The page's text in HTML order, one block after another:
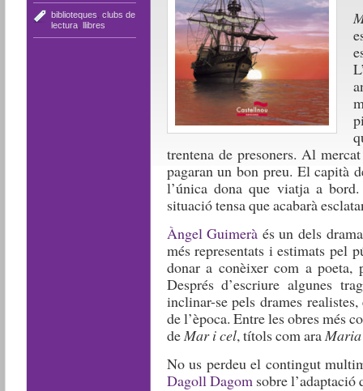
biblioteques clubs de
lectura, llibres
trentena de presoners. Al
pagaran un bon preu. El capità
l’única dona que viatja a
situació tensa que acabarà
Àngel Guimerà és un dels
més representats i estimats pel
donar a conèixer com a poeta,
Després d’escriure algunes
inclinar-se pels drames
de l’època. Entre les obres més
deMar i cel, títols com araMaria
No us perdeu el contingut
Dagoll Dagomsobre l’adaptació